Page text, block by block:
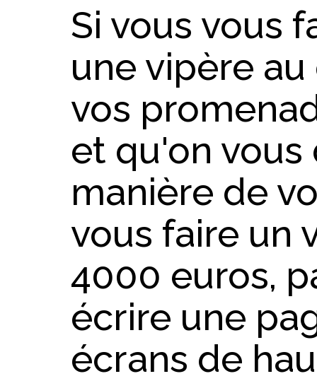
Si vous vous
une vipère
vos
et qu'on
manière de
vous faire un
4000 euros,
écrire une
écrans de